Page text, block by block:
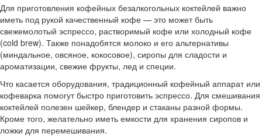
Для приготовления кофейных безалкогольных коктейлей важно
иметь под рукой качественный кофе — это может быть
свежемолотый эспрессо, растворимый кофе или холодный кофе
(cold brew). Также понадобятся молоко и его альтернативы
(миндальное, овсяное, кокосовое), сиропы для сладости и
ароматизации, свежие фрукты, лед и специи.
Что касается оборудования, традиционный кофейный аппарат или
кофеварка помогут быстро приготовить эспрессо. Для смешивания
коктейлей полезен шейкер, блендер и стаканы разной формы.
Кроме того, желательно иметь емкости для хранения сиропов и
ложки для перемешивания.